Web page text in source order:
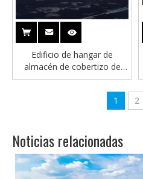
Edificio de hangar de
almacén de cobertizo de
aviones con estructura de
acero prefabricado
1
2
Noticias relacionadas